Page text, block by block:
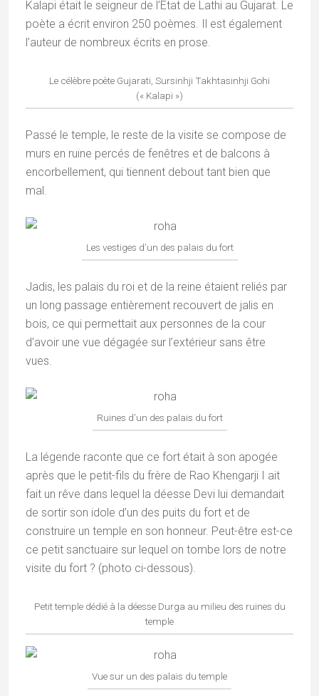
Kalapi était le seigneur de l’État de Lathi au Gujarat. Le
poète a écrit environ 250 poèmes. Il est également
l’auteur de nombreux écrits en prose.
Le célèbre poète Gujarati, Sursinhji Takhtasinhji Gohi
(« Kalapi »)
Passé le temple, le reste de la visite se compose de
murs en ruine percés de fenêtres et de balcons à
encorbellement, qui tiennent debout tant bien que
mal.
Les vestiges d’un des palais du fort
Jadis, les palais du roi et de la reine étaient reliés par
un long passage entièrement recouvert de jalis en
bois, ce qui permettait aux personnes de la cour
d’avoir une vue dégagée sur l’extérieur sans être
vues.
Ruines d’un des palais du fort
La légende raconte que ce fort était à son apogée
après que le petit-fils du frère de Rao Khengarji I ait
fait un rêve dans lequel la déesse Devi lui demandait
de sortir son idole d’un des puits du fort et de
construire un temple en son honneur. Peut-être est-ce
ce petit sanctuaire sur lequel on tombe lors de notre
visite du fort ? (photo ci-dessous).
Petit temple dédié à la déesse Durga au milieu des ruines du
temple
Vue sur un des palais du temple